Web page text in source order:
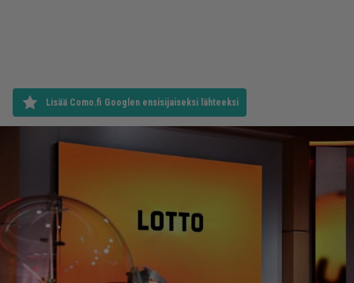
Lisää Como.fi Googlen ensisijaiseksi lähteeksi